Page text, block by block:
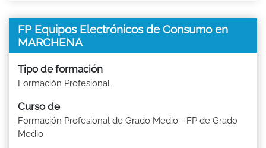
FP Equipos Electrónicos de Consumo en
MARCHENA
Tipo de formación
Formación Profesional
Curso de
Formación Profesional de Grado Medio - FP de Grado
Medio